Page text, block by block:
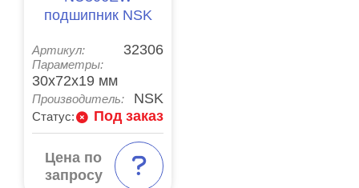
подшипник NSK
Артикул: 32306
Параметры:
30x72x19 мм
Производитель: NSK
Статус: Под заказ
Цена по
запросу